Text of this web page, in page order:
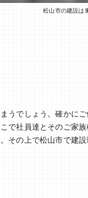
松山市の建設は
うでしょう。確かに
で社員達とそのご家
その上で松山市で建